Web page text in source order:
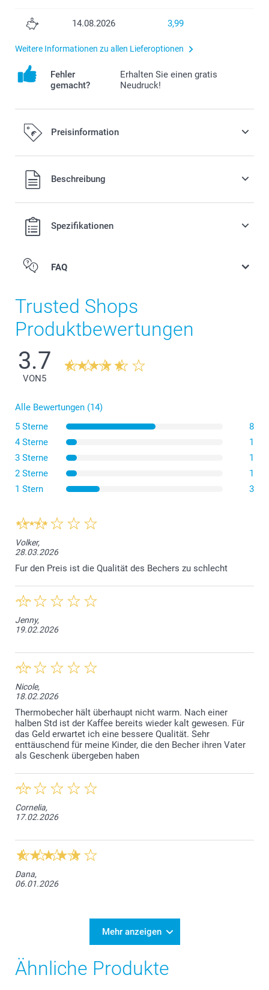
14.08.2026 3,99
Weitere Informationen zu allen Lieferoptionen
Fehler
gemacht?
Erhalten Sie einen gratis
Neudruck!
Preisinformation
Alle Preise verstehen sich in EURO (€) inkl. MwSt. und zzgl.
Versandkosten.Beschreibung
Spezifikationen
des Reisebechers
FAQ
Trusted Shops
Produktbewertungen
3.7
VON5
Alle Bewertungen (14)
5 Sterne
8
4 Sterne
1
3 Sterne
1
2 Sterne
1
1 Stern
3
Volker,
28.03.2026
Fur den Preis ist die Qualität des Bechers zu schlecht
Jenny,
19.02.2026
Nicole,
18.02.2026
Thermobecher hält überhaupt nicht warm. Nach einer
halben Std ist der Kaffee bereits wieder kalt gewesen. Für
das Geld erwartet ich eine bessere Qualität. Sehr
enttäuschend für meine Kinder, die den Becher ihren Vater
als Geschenk übergeben haben
Cornelia,
17.02.2026
Dana,
06.01.2026
Mehr anzeigen
Ähnliche Produkte